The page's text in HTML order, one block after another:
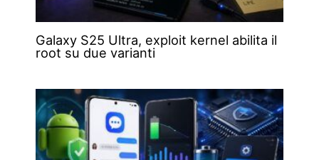
Galaxy S25 Ultra, exploit kernel abilita il
root su due varianti